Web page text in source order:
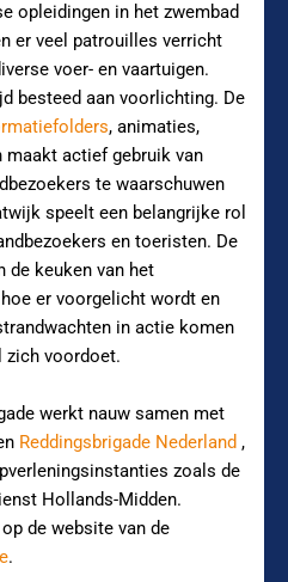
opleidingen in het zwembad
er veel patrouilles verricht
voer- en vaartuigen.
besteed aan voorlichting. De
, animaties,
maakt actief gebruik van
te waarschuwen
speelt een belangrijke rol
en toeristen. De
de keuken van het
er voorgelicht wordt en
in actie komen
zich voordoet.
werkt nauw samen met
Reddingsbrigade Nederland ,
zoals de
Hollands-Midden.
de website van de
.